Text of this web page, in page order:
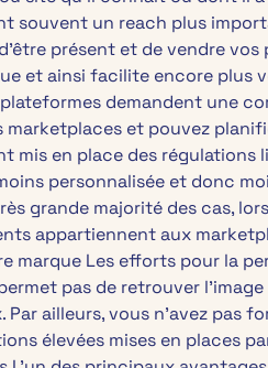
souvent un reach plus
présent et de vendre
et ainsi facilite encore plus
demandent une
marketplaces et pouvez
mis en place des
personnalisée et donc
grande majorité des cas,
appartiennent aux
marque Les efforts pour la
pas de retrouver
Par ailleurs, vous n’avez
élevées mises en places